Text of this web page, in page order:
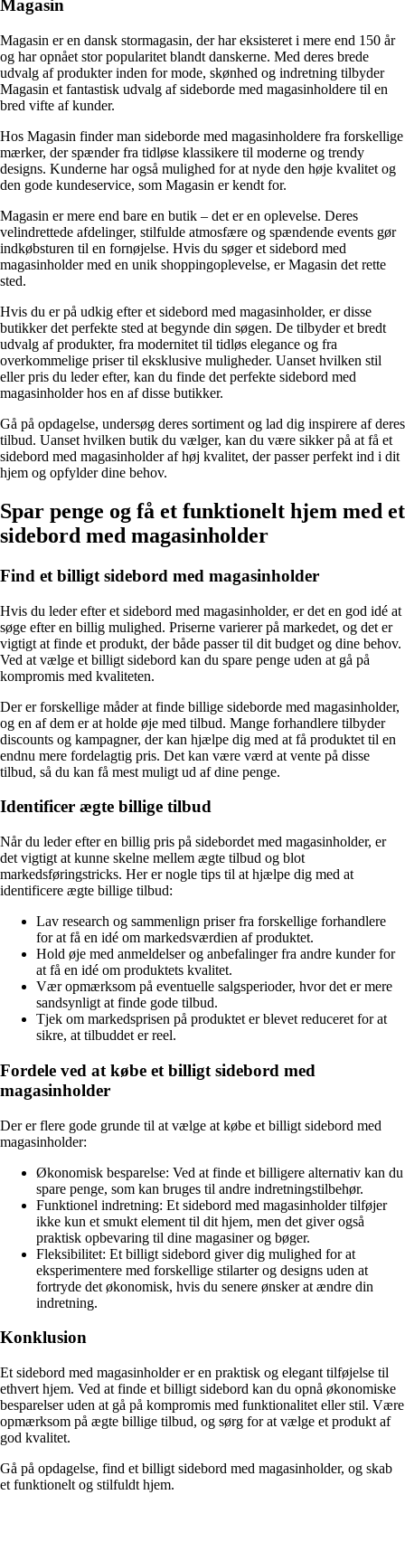
Magasin
Magasin er en dansk stormagasin, der har eksisteret i mere end 150 år
og har opnået stor popularitet blandt danskerne. Med deres brede
udvalg af produkter inden for mode, skønhed og indretning tilbyder
Magasin et fantastisk udvalg af sideborde med magasinholdere til en
bred vifte af kunder.
Hos Magasin finder man sideborde med magasinholdere fra forskellige
mærker, der spænder fra tidløse klassikere til moderne og trendy
designs. Kunderne har også mulighed for at nyde den høje kvalitet og
den gode kundeservice, som Magasin er kendt for.
Magasin er mere end bare en butik – det er en oplevelse. Deres
velindrettede afdelinger, stilfulde atmosfære og spændende events gør
indkøbsturen til en fornøjelse. Hvis du søger et sidebord med
magasinholder med en unik shoppingoplevelse, er Magasin det rette
sted.
Hvis du er på udkig efter et sidebord med magasinholder, er disse
butikker det perfekte sted at begynde din søgen. De tilbyder et bredt
udvalg af produkter, fra modernitet til tidløs elegance og fra
overkommelige priser til eksklusive muligheder. Uanset hvilken stil
eller pris du leder efter, kan du finde det perfekte sidebord med
magasinholder hos en af ​​disse butikker.
Gå på opdagelse, undersøg deres sortiment og lad dig inspirere af deres
tilbud. Uanset hvilken butik du vælger, kan du være sikker på at få et
sidebord med magasinholder af høj kvalitet, der passer perfekt ind i dit
hjem og opfylder dine behov.
Spar penge og få et funktionelt hjem med et
sidebord med magasinholder
Find et billigt sidebord med magasinholder
Hvis du leder efter et sidebord med magasinholder, er det en god idé at
søge efter en billig mulighed. Priserne varierer på markedet, og det er
vigtigt at finde et produkt, der både passer til dit budget og dine behov.
Ved at vælge et billigt sidebord kan du spare penge uden at gå på
kompromis med kvaliteten.
Der er forskellige måder at finde billige sideborde med magasinholder,
og en af dem er at holde øje med tilbud. Mange forhandlere tilbyder
discounts og kampagner, der kan hjælpe dig med at få produktet til en
endnu mere fordelagtig pris. Det kan være værd at vente på disse
tilbud, så du kan få mest muligt ud af dine penge.
Identificer ægte billige tilbud
Når du leder efter en billig pris på sidebordet med magasinholder, er
det vigtigt at kunne skelne mellem ægte tilbud og blot
markedsføringstricks. Her er nogle tips til at hjælpe dig med at
identificere ægte billige tilbud:
Lav research og sammenlign priser fra forskellige forhandlere
for at få en idé om markedsværdien af produktet.
Hold øje med anmeldelser og anbefalinger fra andre kunder for
at få en idé om produktets kvalitet.
Vær opmærksom på eventuelle salgsperioder, hvor det er mere
sandsynligt at finde gode tilbud.
Tjek om markedsprisen på produktet er blevet reduceret for at
sikre, at tilbuddet er reel.
Fordele ved at købe et billigt sidebord med
magasinholder
Der er flere gode grunde til at vælge at købe et billigt sidebord med
magasinholder:
Økonomisk besparelse: Ved at finde et billigere alternativ kan du
spare penge, som kan bruges til andre indretningstilbehør.
Funktionel indretning: Et sidebord med magasinholder tilføjer
ikke kun et smukt element til dit hjem, men det giver også
praktisk opbevaring til dine magasiner og bøger.
Fleksibilitet: Et billigt sidebord giver dig mulighed for at
eksperimentere med forskellige stilarter og designs uden at
fortryde det økonomisk, hvis du senere ønsker at ændre din
indretning.
Konklusion
Et sidebord med magasinholder er en praktisk og elegant tilføjelse til
ethvert hjem. Ved at finde et billigt sidebord kan du opnå økonomiske
besparelser uden at gå på kompromis med funktionalitet eller stil. Være
opmærksom på ægte billige tilbud, og sørg for at vælge et produkt af
god kvalitet.
Gå på opdagelse, find et billigt sidebord med magasinholder, og skab
et funktionelt og stilfuldt hjem.